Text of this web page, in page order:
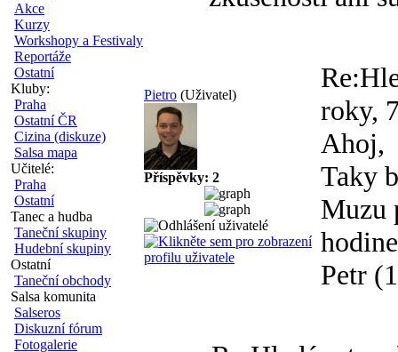
Akce
Kurzy
Workshopy a Festivaly
Reportáže
Ostatní
Kluby:
Praha
Ostatní ČR
Cizina (diskuze)
Salsa mapa
Učitelé:
Praha
Ostatní
Tanec a hudba
Taneční skupiny
Hudební skupiny
Ostatní
Taneční obchody
Salsa komunita
Salseros
Diskuzní fórum
Fotogalerie
Pietro (Uživatel)
Příspěvky: 2
roky,
Ahoj,
Taky
Muzu
Petr